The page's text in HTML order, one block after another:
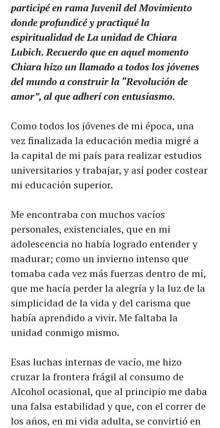
participé en rama Juvenil del Movimiento
donde profundicé y practiqué la
espiritualidad de La unidad de Chiara
Lubich. Recuerdo que en aquel momento
Chiara hizo un llamado a todos los jóvenes
del mundo a construir la “Revolución de
amor”, al que adherí con entusiasmo.
Como todos los jóvenes de mi época, una
vez finalizada la educación media migré a
la capital de mi país para realizar estudios
universitarios y trabajar, y así poder costear
mi educación superior.
Me encontraba con muchos vacíos
personales, existenciales, que en mi
adolescencia no había logrado entender y
madurar; como un invierno intenso que
tomaba cada vez más fuerzas dentro de mí,
que me hacía perder la alegría y la luz de la
simplicidad de la vida y del carisma que
había aprendido a vivir. Me faltaba la
unidad conmigo mismo.
Esas luchas internas de vacío, me hizo
cruzar la frontera frágil al consumo de
Alcohol ocasional, que al principio me daba
una falsa estabilidad y que, con el correr de
los años, en mi vida adulta, se convirtió en